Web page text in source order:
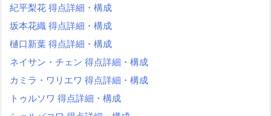
紀平梨花 得点詳細・構成
坂本花織 得点詳細・構成
樋口新葉 得点詳細・構成
ネイサン・チェン 得点詳細・構成
カミラ・ワリエワ 得点詳細・構成
トゥルソワ 得点詳細・構成